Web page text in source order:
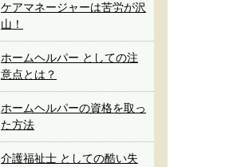
ケアマネージャーは苦労が沢
山！
ホームヘルパー としての注
意点とは？
ホームヘルパーの資格を取っ
た方法
介護福祉士 としての酷い失